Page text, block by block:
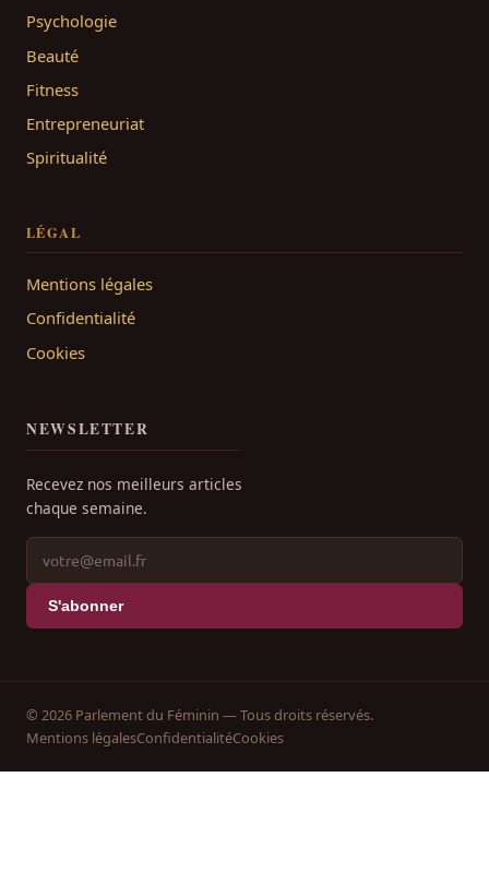
Psychologie
Beauté
Fitness
Entrepreneuriat
Spiritualité
LÉGAL
Mentions légales
Confidentialité
Cookies
NEWSLETTER
Recevez nos meilleurs articles
chaque semaine.
S'abonner
© 2026 Parlement du Féminin — Tous droits réservés.
Mentions légalesConfidentialitéCookies